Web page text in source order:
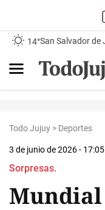
14°San Salvador de
Todo Jujuy > Deportes
3 de junio de 2026 - 17:05
Sorpresas.
Mundial